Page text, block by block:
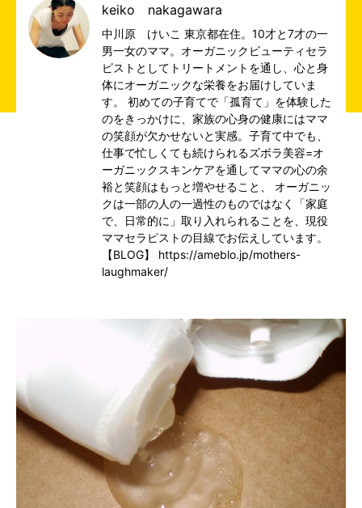
keiko nakagawara
中川原 けいこ 東京都在住。10才と7才の一
男一女のママ。オーガニックビューティセラ
ピストとしてトリートメントを通し、心と身
体にオーガニックな栄養をお届けしていま
す。 初めての子育てで「孤育て」を体験した
のをきっかけに、家族の心身の健康にはママ
の笑顔が欠かせないと実感。子育て中でも、
仕事で忙しくても続けられるズボラ美容=オ
ーガニックスキンケアを通してママの心の余
裕と笑顔はもっと増やせること、 オーガニッ
クは一部の人の一過性のものではなく「家庭
で、日常的に」取り入れられることを、現役
ママセラピストの目線でお伝えしています。
【BLOG】 https://ameblo.jp/mothers-
laughmaker/